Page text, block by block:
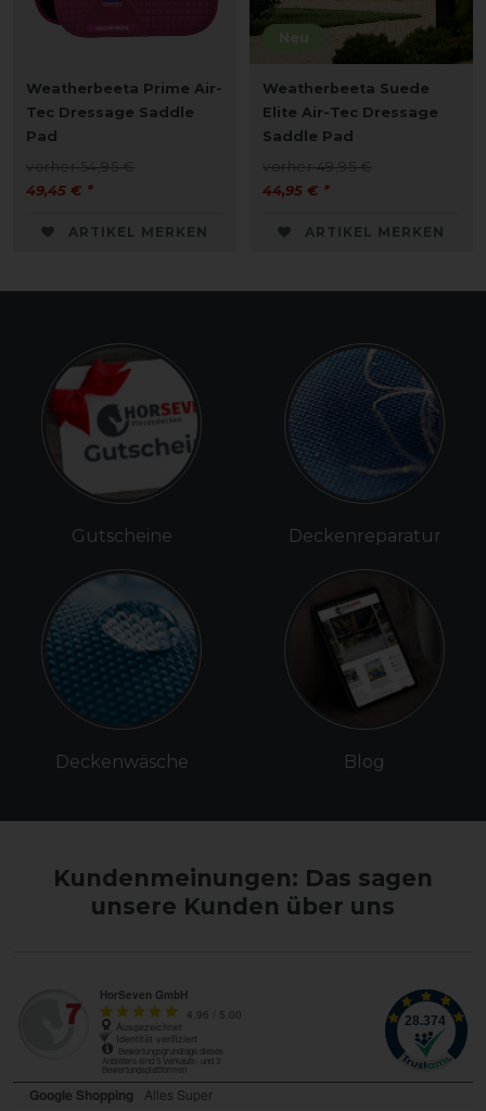
Weatherbeeta Prime Air-
Tec Dressage Saddle
Pad
vorher 54,95 €
49,45 € *
ARTIKEL MERKEN
Neu
Weatherbeeta Suede
Elite Air-Tec Dressage
Saddle Pad
vorher 49,95 €
44,95 € *
ARTIKEL MERKEN
Gutscheine
Deckenwäsche
Deckenreparatur
Blog
Kundenmeinungen: Das sagen
unsere Kunden über uns